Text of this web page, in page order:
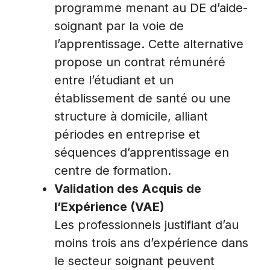
programme menant au DE d’aide-
soignant par la voie de
l’apprentissage. Cette alternative
propose un contrat rémunéré
entre l’étudiant et un
établissement de santé ou une
structure à domicile, alliant
périodes en entreprise et
séquences d’apprentissage en
centre de formation.
Validation des Acquis de
l’Expérience (VAE)
Les professionnels justifiant d’au
moins trois ans d’expérience dans
le secteur soignant peuvent